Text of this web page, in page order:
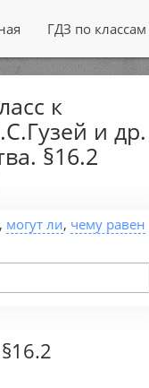
ГДЗ по классам
к
и др.
§16.2
могут ли, чему равен